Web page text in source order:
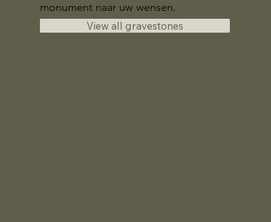
monument naar uw wensen.
View all gravestones